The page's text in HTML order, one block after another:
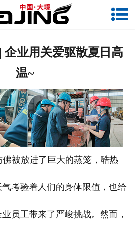
网站首页
应用案例
服务支持
风机知识
新闻中心
联系我们
企业用关爱驱散夏日高
温~
被放进了巨大的蒸笼，酷热
考验着人们的身体限值，也给
员工带来了严峻挑战。然而，